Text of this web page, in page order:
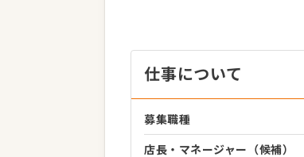
仕事について
募集職種
店長・マネージャー（候補）